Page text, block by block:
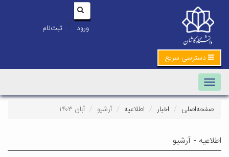
ورود | ثبت‌نام
دسترسی سریع
Toggle navigation
صفحه‌اصلی اخبار اطلاعیه آرشیو آبان ۱۴۰۳
اطلاعیه - آرشیو